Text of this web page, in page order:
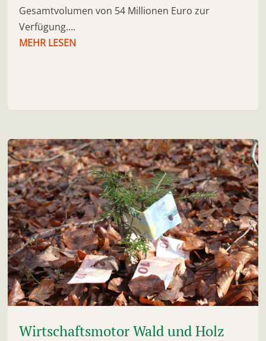
Gesamtvolumen von 54 Millionen Euro zur
Verfügung....
MEHR LESEN
Wirtschaftsmotor Wald und Holz